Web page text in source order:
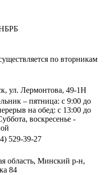
по вторникам
ул. Лермонтова, 49-1Н
– пятница: с 9:00 до
на обед: с 13:00 до
воскресенье -
529-39-27
область, Минский р-н,
84